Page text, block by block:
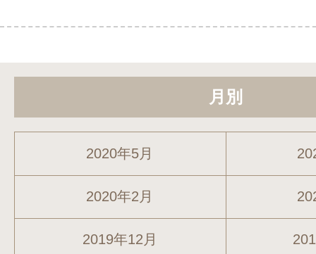
月別
2020年5月
2020年2月
2019年12月